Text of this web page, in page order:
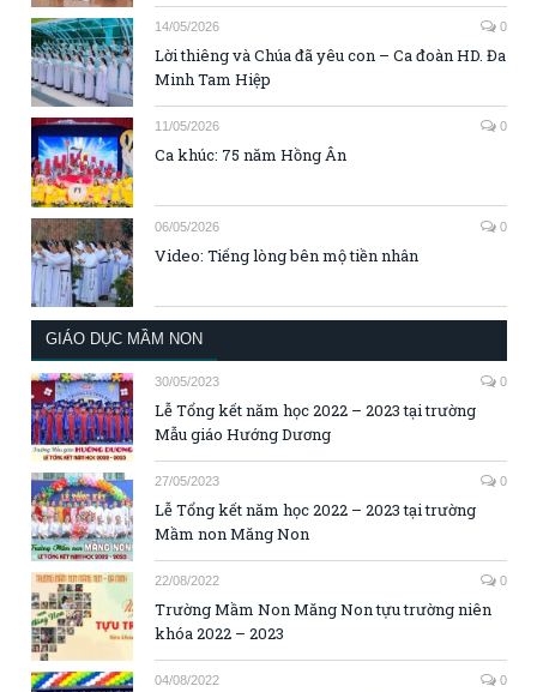
14/05/2026 0
Lời thiêng và Chúa đã yêu con – Ca đoàn HD. Đa
Minh Tam Hiệp
11/05/2026 0
Ca khúc: 75 năm Hồng Ân
06/05/2026 0
Video: Tiếng lòng bên mộ tiền nhân
GIÁO DỤC MẦM NON
30/05/2023 0
Lễ Tổng kết năm học 2022 – 2023 tại trường
Mẫu giáo Hướng Dương
27/05/2023 0
Lễ Tổng kết năm học 2022 – 2023 tại trường
Mầm non Măng Non
22/08/2022 0
Trường Mầm Non Măng Non tựu trường niên
khóa 2022 – 2023
04/08/2022 0